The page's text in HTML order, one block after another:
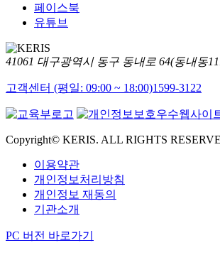
페이스북
유튜브
41061 대구광역시 동구 동내로 64(동내동
고객센터 (평일: 09:00 ~ 18:00)1599-3122
Copyright© KERIS. ALL RIGHTS
이용약관
개인정보처리방침
개인정보 재동의
기관소개
PC 버전 바로가기